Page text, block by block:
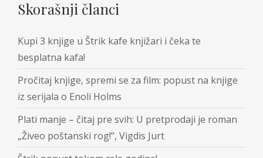
Skorašnji članci
Kupi 3 knjige u Štrik kafe knjižari i čeka te
besplatna kafa!
Pročitaj knjige, spremi se za film: popust na knjige
iz serijala o Enoli Holms
Plati manje – čitaj pre svih: U pretprodaji je roman
„Živeo poštanski rog!”, Vigdis Jurt